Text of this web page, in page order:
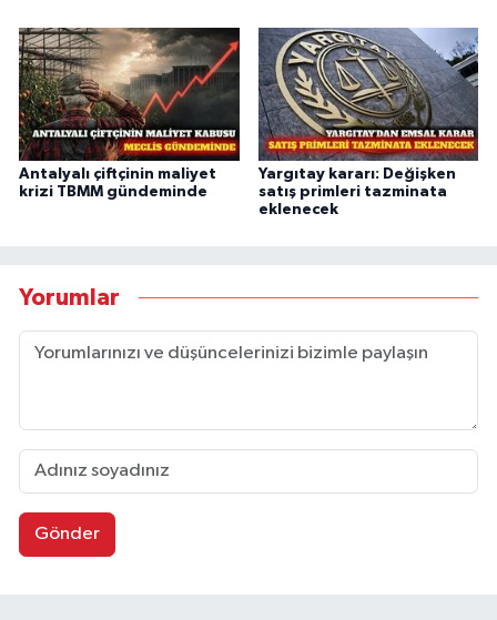
Antalyalı çiftçinin maliyet
krizi TBMM gündeminde
Yargıtay kararı: Değişken
satış primleri tazminata
eklenecek
Yorumlar
Gönder